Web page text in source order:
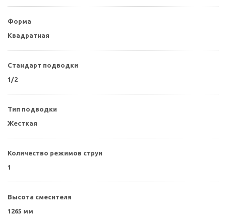
Форма
Квадратная
Стандарт подводки
1/2
Тип подводки
Жесткая
Количество режимов струи
1
Высота смесителя
1265 мм